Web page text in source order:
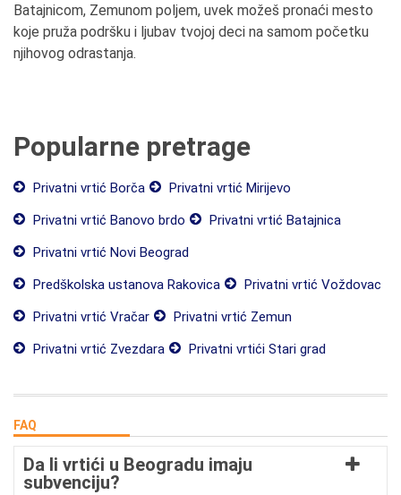
Batajnicom, Zemunom poljem, uvek možeš pronaći mesto
koje pruža podršku i ljubav tvojoj deci na samom početku
njihovog odrastanja.
Popularne pretrage
Privatni vrtić Borča
Privatni vrtić Mirijevo
Privatni vrtić Banovo brdo
Privatni vrtić Batajnica
Privatni vrtić Novi Beograd
Predškolska ustanova Rakovica
Privatni vrtić Voždovac
Privatni vrtić Vračar
Privatni vrtić Zemun
Privatni vrtić Zvezdara
Privatni vrtići Stari grad
FAQ
Da li vrtići u Beogradu imaju
subvenciju?